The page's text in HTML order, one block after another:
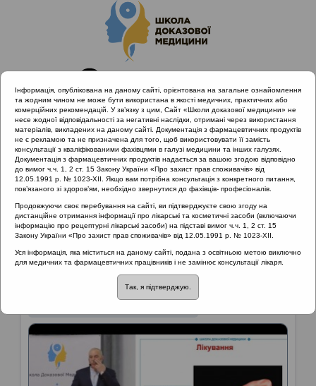
Головна
Матеріали за МКХ-11
12 Хвороби органів дихання
Матеріали за МКХ-11::12 Хвороби органів
дихання
Рубрика:
12 Хвороби органів дихання
Інформація, опублікована на даному сайті, орієнтована на загальне ознайомлення
та жодним чином не може бути використана в якості медичних, практичних або
комерційних рекомендацій. У зв’язку з цим, Сайт «Школи доказової медицини» не
несе жодної відповідальності за негативні наслідки, отримані через використання
матеріалів, викладених на даному сайті. Документація з фармацевтичних продуктів
не є рекламою та не призначена для того, щоб використовувати її замість
консультації з кваліфікованими фахівцями в галузі медицини та інших галузях.
Документація з фармацевтичних продуктів надається за вашою згодою відповідно
до вимог ч.ч. 1, 2 ст. 15 Закону України «Про захист прав споживачів» від
12.05.1991 р. № 1023-XII. Якщо вам потрібна консультація з конкретного питання,
пов’язаного зі здоров’ям, необхідно звернутися до фахівців- професіоналів.
Продовжуючи своє перебування на сайті, ви підтверджуєте свою згоду на
дистанційне отримання інформації про лікарські та косметичні засоби (включаючи
інформацію про рецептурні лікарські засоби) на підставі вимог ч.ч. 1, 2 ст. 15
Закону України «Про захист прав споживачів» від 12.05.1991 р. № 1023-XII.
Уся інформація, яка міститься на даному сайті, подана з освітньою метою виключно
для медичних та фармацевтичних працівників і не замінює консультації лікаря.
Так, я підтверджую.